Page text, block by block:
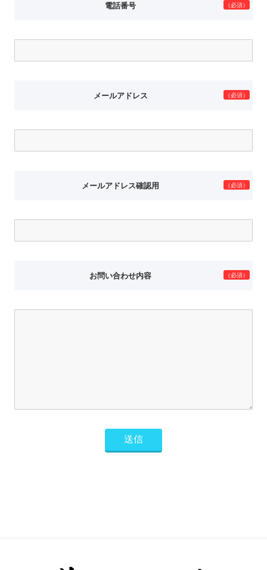
電話番号 （必須）
メールアドレス （必須）
メールアドレス確認用 （必須）
お問い合わせ内容 （必須）